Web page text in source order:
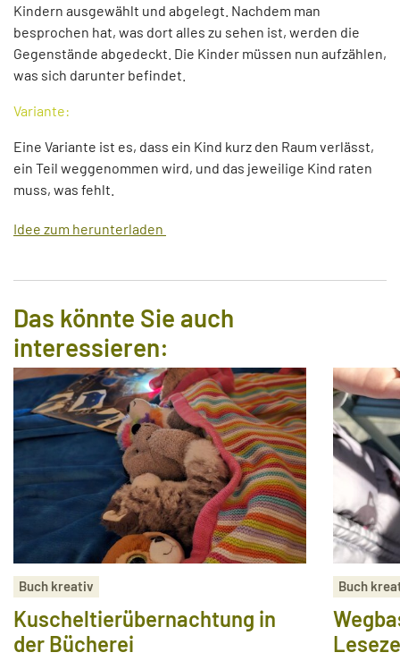
Kindern ausgewählt und abgelegt. Nachdem man
besprochen hat, was dort alles zu sehen ist, werden die
Gegenstände abgedeckt. Die Kinder müssen nun aufzählen,
was sich darunter befindet.
Variante:
Eine Variante ist es, dass ein Kind kurz den Raum verlässt,
ein Teil weggenommen wird, und das jeweilige Kind raten
muss, was fehlt.
Idee zum herunterladen
Das könnte Sie auch
interessieren:
Buch kreativ
Kuscheltierübernachtung in
der Bücherei
Buch